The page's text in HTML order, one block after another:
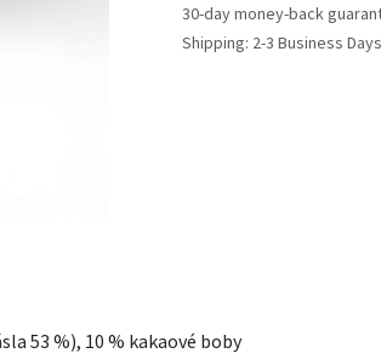
30-day money-back
Shipping: 2-3 Business Days
53 %), 10 % kakaové boby